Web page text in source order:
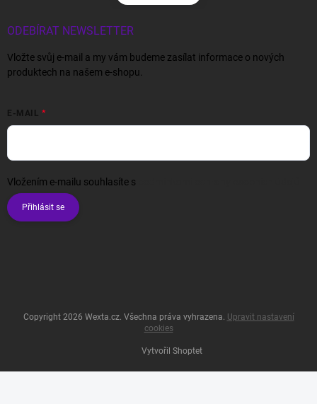
ODEBÍRAT NEWSLETTER
Vložte svůj e-mail a my vám budeme zasílat informace o nových
produktech na našem e-shopu.
E-MAIL
Vložením e-mailu souhlasíte s
Přihlásit se
Vytvořil Shoptet
Copyright 2026 Wexta.cz. Všechna práva vyhrazena. Upravit nastavení
cookies